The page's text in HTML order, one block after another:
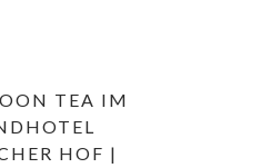
TEA IM
HOF |